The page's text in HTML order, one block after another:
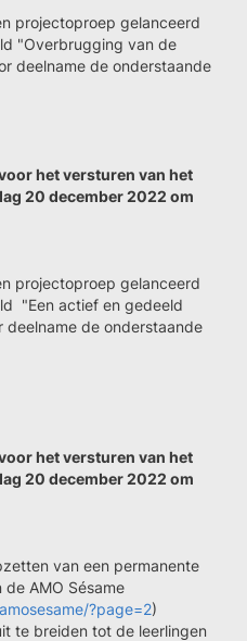
projectoproep gelanceerd
"Overbrugging van de
deelname de onderstaande
het versturen van het
20 december 2022 om
projectoproep gelanceerd
"Een actief en gedeeld
de onderstaande
het versturen van het
20 december 2022 om
van een permanente
AMO Sésame
?page=2)
te breiden tot de leerlingen